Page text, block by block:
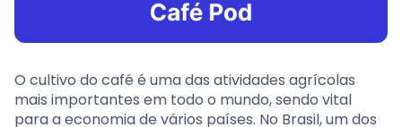
O cultivo do café é uma das atividades agrícolas
mais importantes em todo o mundo, sendo vital
para a economia de vários países. No Brasil, um dos